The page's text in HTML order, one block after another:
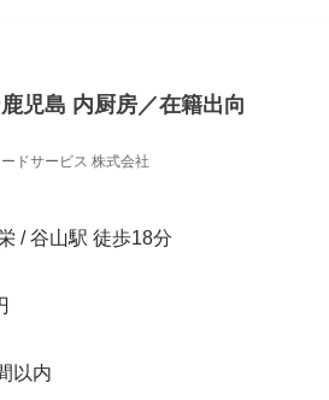
児島 内厨房／在籍出向
ドサービス 株式会社
/ 谷山駅 徒歩18分
以内